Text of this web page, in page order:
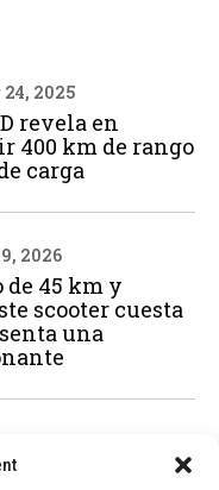
24, 2025
revela en
400 km de rango
carga
2026
de 45 km y
scooter cuesta
una
de Balizas V16